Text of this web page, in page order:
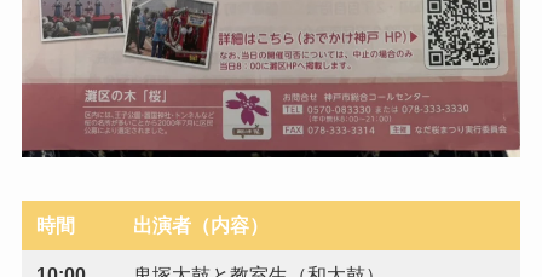
時間 出演者（内容）